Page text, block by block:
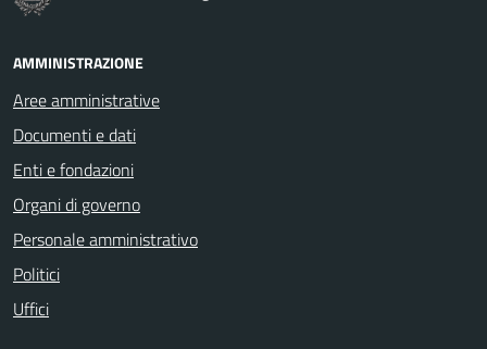
AMMINISTRAZIONE
Aree amministrative
Documenti e dati
Enti e fondazioni
Organi di governo
Personale amministrativo
Politici
Uffici